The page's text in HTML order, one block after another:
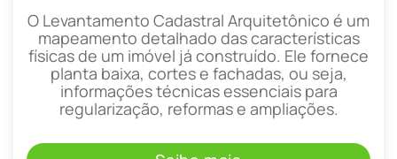
O Levantamento Cadastral Arquitetônico é um
mapeamento detalhado das características
físicas de um imóvel já construído. Ele fornece
planta baixa, cortes e fachadas, ou seja,
informações técnicas essenciais para
regularização, reformas e ampliações.